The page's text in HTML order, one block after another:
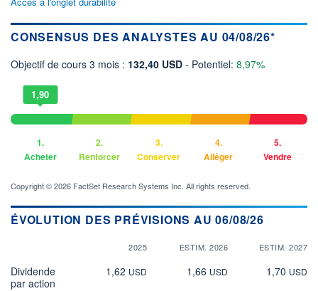
CONSENSUS DES ANALYSTES AU 04/08/26*
Objectif de cours 3 mois : 132,40 USD - Potentiel: 8,97%
1,90
1.
Acheter
2.
Renforcer
3.
Conserver
4.
Alléger
5.
Vendre
Copyright © 2026 FactSet Research Systems Inc. All rights reserved.
ÉVOLUTION DES PRÉVISIONS AU 06/08/26
2025 ESTIM. 2026 ESTIM. 2027
Dividende
par action
1,62 USD 1,66 USD 1,70 USD